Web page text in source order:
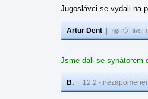
Jugoslávci se vydali na
Artur Dent וְאוֹר לְחֹשֶׁךְ
Jsme dali se synátorem
B. 12:2 -